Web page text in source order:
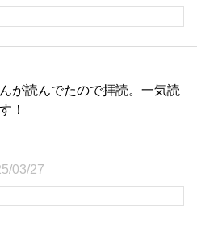
が読んでたので拝読。一気読
！
03/27